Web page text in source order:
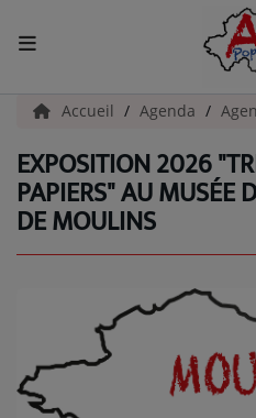
ACCUEIL
Actualités
INFOS - ALLIER
INFOS POP ROCK
La Radio
Accueil Agenda
EXPOSITION 2026
PAPIERS" AU MUSÉE
DE MOULINS